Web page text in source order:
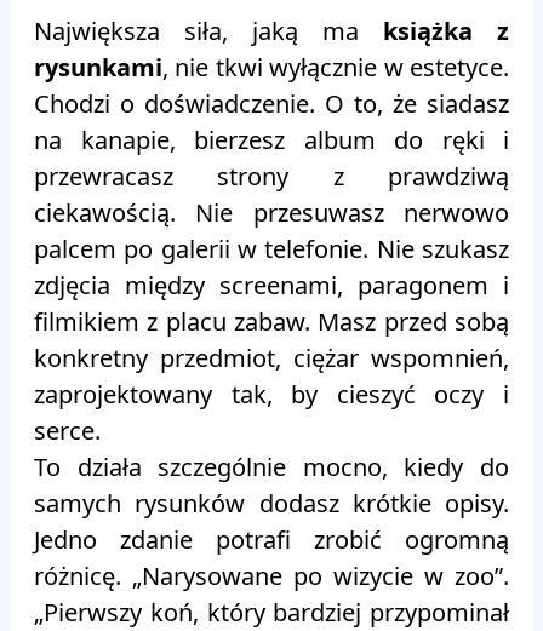
Największa siła, jaką ma książka z
rysunkami, nie tkwi wyłącznie w estetyce.
Chodzi o doświadczenie. O to, że siadasz
na kanapie, bierzesz album do ręki i
przewracasz strony z prawdziwą
ciekawością. Nie przesuwasz nerwowo
palcem po galerii w telefonie. Nie szukasz
zdjęcia między screenami, paragonem i
filmikiem z placu zabaw. Masz przed sobą
konkretny przedmiot, ciężar wspomnień,
zaprojektowany tak, by cieszyć oczy i
serce.
To działa szczególnie mocno, kiedy do
samych rysunków dodasz krótkie opisy.
Jedno zdanie potrafi zrobić ogromną
różnicę. „Narysowane po wizycie w zoo”.
„Pierwszy koń, który bardziej przypominał